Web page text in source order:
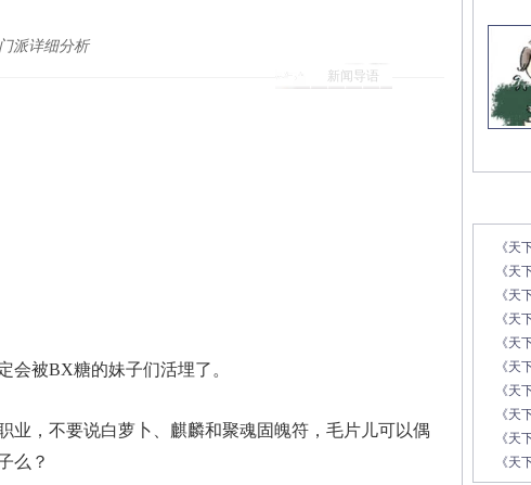
新闻导语
派详细分析
被BX糖的妹子们活埋了。
业，不要说白萝卜、麒麟和聚魂固魄符，毛片儿可以偶
么？
《天
《天
《天
《天
《天
《天
《天
《天
《天
《天